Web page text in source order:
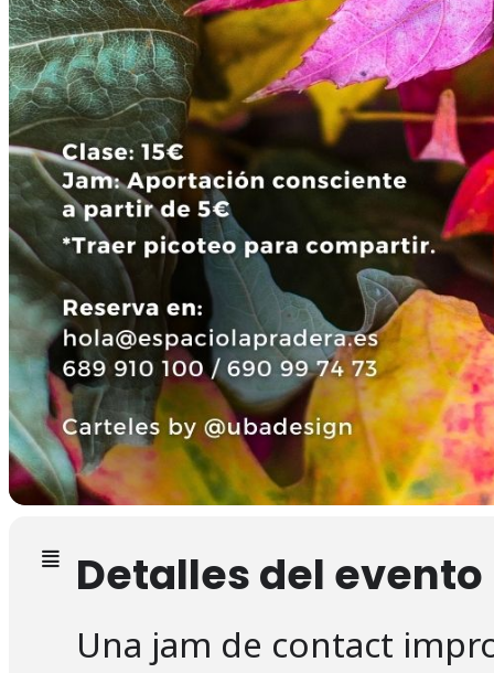
Detalles del evento
Una jam de contact